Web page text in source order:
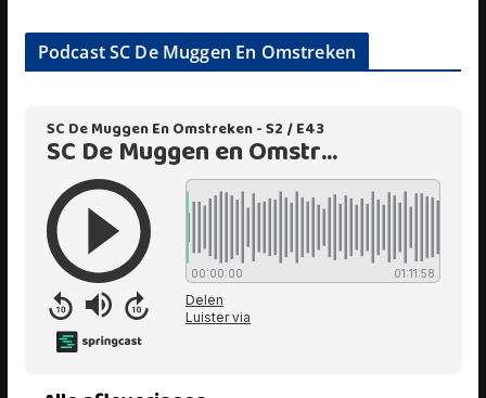
Podcast SC De Muggen En Omstreken